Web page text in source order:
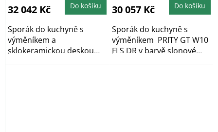
5,0
z
hvězdiček.
32 042 Kč Do košíku
Sporák do kuchyně s
výměníkem a
sklokeramickou deskou
PRITY GT W10 FI G DR v
30 057 Kč Do košíku
Sporák do kuchyně s
výměníkem PRITY GT W10
FI S DR v barvě slonové
kosti s...